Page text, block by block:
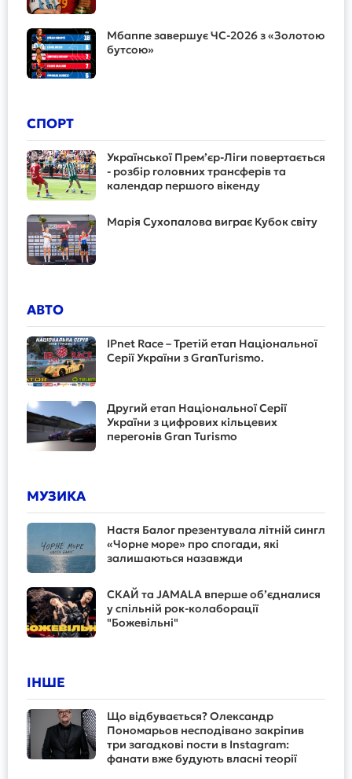
Мбаппе завершує ЧС-2026 з «Золотою
бутсою»
СПОРТ
Української Прем’єр-Ліги повертається
- розбір головних трансферів та
календар першого вікенду
Марія Сухопалова виграє Кубок світу
АВТО
IPnet Race – Третій етап Національної
Серії України з GranTurismo.
Другий етап Національної Серії
України з цифрових кільцевих
перегонів Gran Turismo
МУЗИКА
Настя Балог презентувала літній сингл
«Чорне море» про спогади, які
залишаються назавжди
СКАЙ та JAMALA вперше об’єдналися
у спільній рок-колаборації
"Божевільні"
ІНШЕ
Що відбувається? Олександр
Пономарьов несподівано закріпив
три загадкові пости в Instagram:
фанати вже будують власні теорії